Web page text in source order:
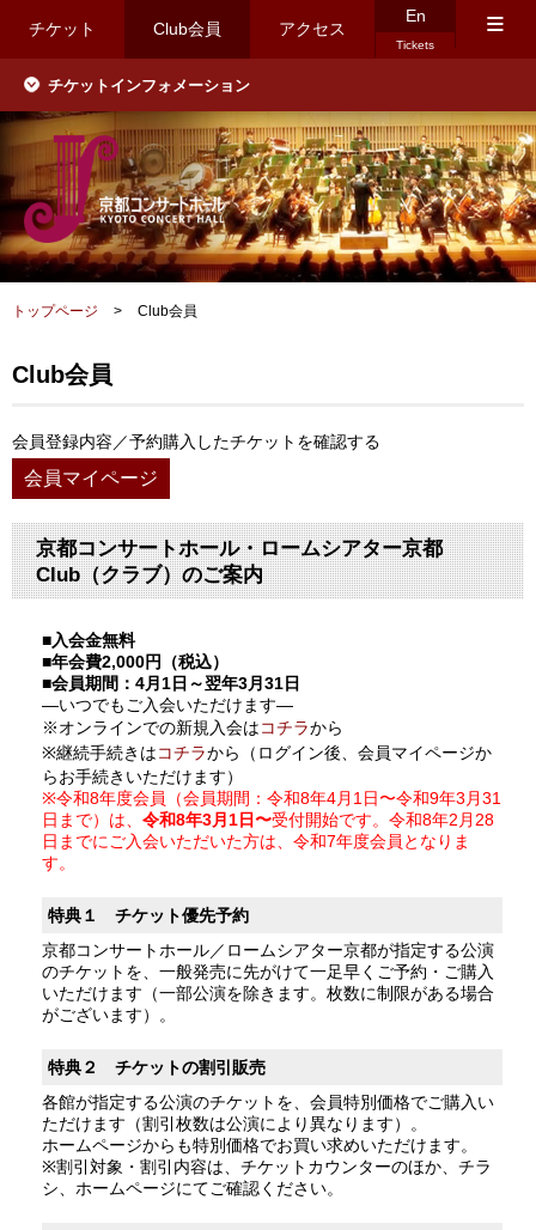
チケット Club会員 アクセス
En
Tickets
≡
チケットインフォメーション
トップページ > Club会員
Club会員
会員登録内容／予約購入したチケットを確認する
会員マイページ
京都コンサートホール・ロームシアター京都
Club（クラブ）のご案内
■入会金無料
■年会費2,000円（税込）
■会員期間：4月1日～翌年3月31日
―いつでもご入会いただけます―
※オンラインでの新規入会はコチラから
※継続手続きはコチラから（ログイン後、会員マイページか
らお手続きいただけます）
※令和8年度会員（会員期間：令和8年4月1日〜令和9年3月31
日まで）は、 令和8年3月1日〜受付開始です。令和8年2月28
日までにご入会いただいた方は、令和7年度会員となりま
す。
特典１ チケット優先予約
京都コンサートホール／ロームシアター京都が指定する公演
のチケットを、一般発売に先がけて一足早くご予約・ご購入
いただけます（一部公演を除きます。枚数に制限がある場合
がございます）。
特典２ チケットの割引販売
各館が指定する公演のチケットを、会員特別価格でご購入い
ただけます（割引枚数は公演により異なります）。
ホームページからも特別価格でお買い求めいただけます。
※割引対象・割引内容は、チケットカウンターのほか、チラ
シ、ホームページにてご確認ください。